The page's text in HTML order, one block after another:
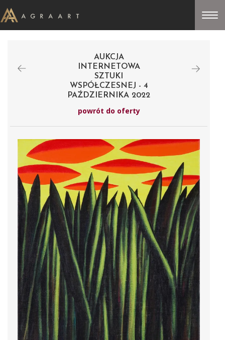
AUKCJA
INTERNETOWA
SZTUKI
WSPÓŁCZESNEJ - 4
PAŹDZIERNIKA 2022
powrót do oferty